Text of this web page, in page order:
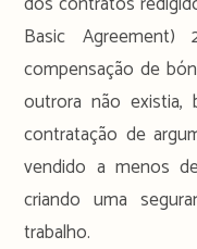
Basic Agreement)
compensação de
outrora não existia,
contratação de
vendido a menos
criando uma
trabalho.